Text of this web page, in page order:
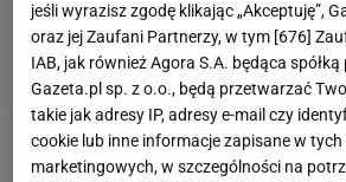
Niemiecki "Kicker" informuje, że w
jeśli wyrazisz zgodę klikając „Akceptuję”,
oraz jej Zaufani Partnerzy, w tym [676]
IAB, jak również Agora S.A. będąca
Gazeta.pl sp. z o.o., będą przetwarzać
takie jak adresy IP, adresy e-mail czy
cookie lub inne informacje zapisane w
marketingowych, w szczególności na